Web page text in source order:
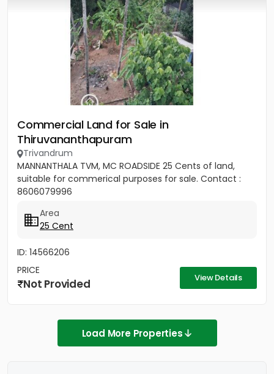
Commercial Land for Sale in
Thiruvananthapuram
Trivandrum
MANNANTHALA TVM, MC ROADSIDE 25 Cents of land,
suitable for commerical purposes for sale. Contact :
8606079996
Area
25 Cent
ID: 14566206
PRICE
Not Provided View Details
Load More Properties